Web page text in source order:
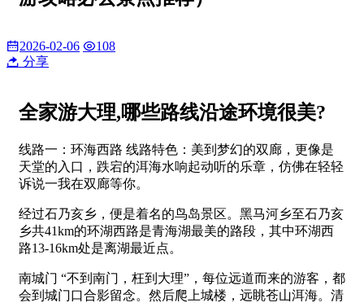
2026-02-06
108
分享
全家游大理,哪些路线沿途环境很美?
线路一：环海西路 线路特色：美到梦幻的双廊，更像是
天堂的入口，跌宕的洱海水响起动听的乐章，仿佛在轻轻
诉说一我在双廊等你。
经过石乃亥乡，便是着名的鸟岛景区。黑马河乡至石乃亥
乡共41km的环湖西路是青海湖最美的路段，其中环湖西
路13-16km处是离湖最近点。
南城门 “不到南门，枉到大理”，每位远道而来的游客，都
会到城门口合影留念。然后爬上城楼，远眺苍山洱海。清